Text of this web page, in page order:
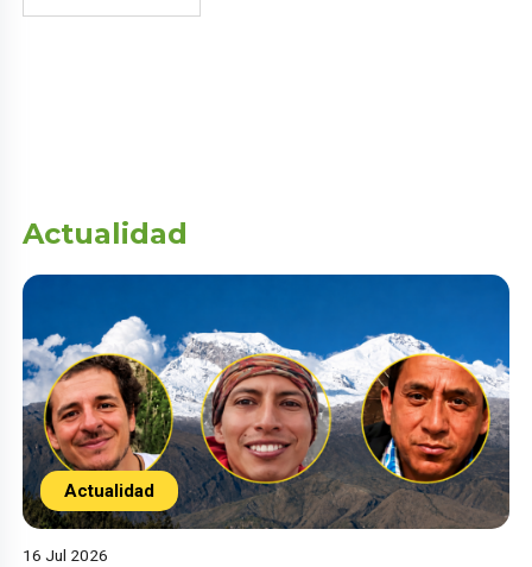
Actualidad
Actualidad
16 Jul 2026